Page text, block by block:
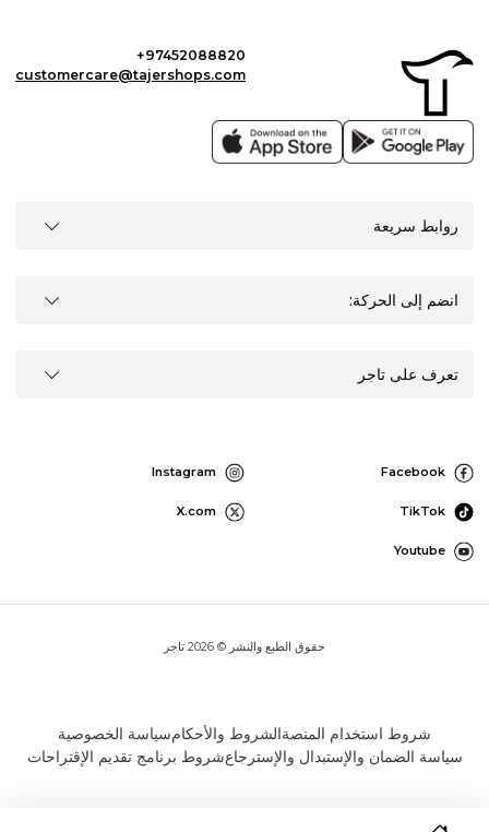
+97452088820
customercare@tajershops.com
روابط سريعة
انضم إلى الحركة:
تعرف على تاجر
Facebook
Instagram
TikTok
X.com
Youtube
حقوق الطبع والنشر © 2026 تاجر
شروط استخدام المنصةالشروط والأحكامسياسة الخصوصية
سياسة الضمان والإستبدال والإسترجاعشروط برنامج تقديم الإقتراحات